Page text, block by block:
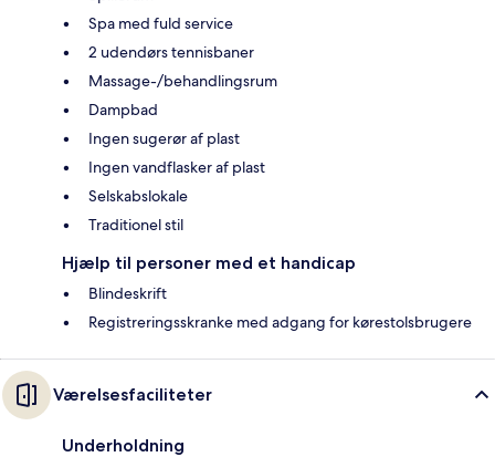
Spa med fuld service
2 udendørs tennisbaner
Massage-/behandlingsrum
Dampbad
Ingen sugerør af plast
Ingen vandflasker af plast
Selskabslokale
Traditionel stil
Hjælp til personer med et handicap
Blindeskrift
Registreringsskranke med adgang for kørestolsbrugere
Værelsesfaciliteter
Underholdning